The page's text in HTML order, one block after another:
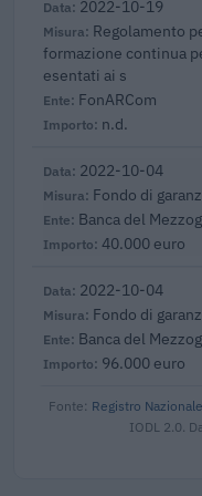
2022-10-19
Regolamento
formazione continua
esentati ai s
FonARCom
n.d.
2022-10-04
Fondo di
Banca del
40.000 euro
2022-10-04
Fondo di
Banca del
96.000 euro
Fonte: Registro
IODL 2.0.